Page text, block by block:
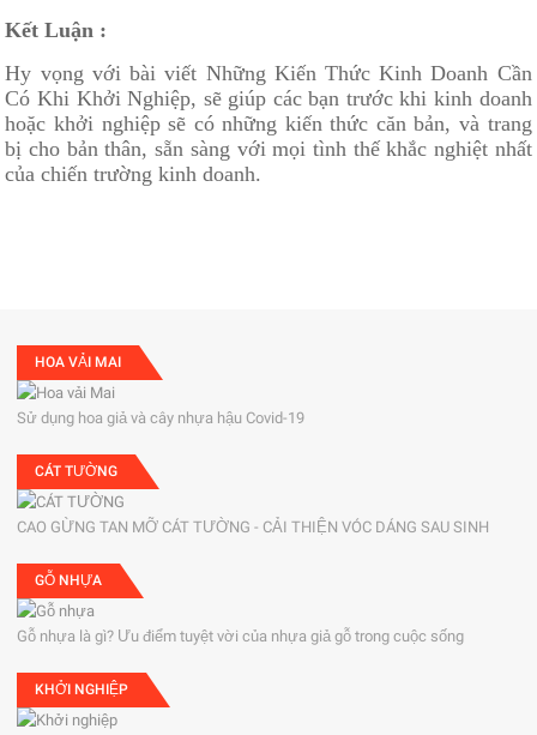
Kết Luận :
Hy vọng với bài viết Những Kiến Thức Kinh Doanh Cần
Có Khi Khởi Nghiệp, sẽ giúp các bạn trước khi kinh doanh
hoặc khởi nghiệp sẽ có những kiến thức căn bản, và trang
bị cho bản thân, sẵn sàng với mọi tình thế khắc nghiệt nhất
của chiến trường kinh doanh.
HOA VẢI MAI
Sử dụng hoa giả và cây nhựa hậu Covid-19
CÁT TƯỜNG
CAO GỪNG TAN MỠ CÁT TƯỜNG - CẢI THIỆN VÓC DÁNG SAU SINH
GỖ NHỰA
Gỗ nhựa là gì? Ưu điểm tuyệt vời của nhựa giả gỗ trong cuộc sống
KHỞI NGHIỆP